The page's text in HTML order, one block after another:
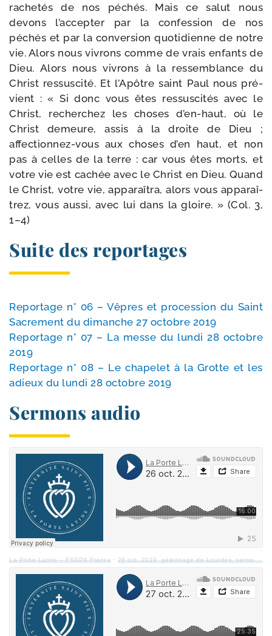
rache­tés de nos péchés. Mais ce salut nous
devons l’accepter par la confes­sion de nos
péchés et par la conver­sion quo­ti­dienne de notre
vie. Alors nous vivrons comme de vrais enfants de
Dieu. Alors nous vivrons à la res­sem­blance du
Christ res­sus­ci­té. Et l’Apôtre saint Paul nous pré­
vient : « Si donc vous êtes res­sus­ci­tés avec le
Christ, recher­chez les choses d’en-​haut, où le
Christ demeure, assis à la droite de Dieu ;
affectionnez-​vous aux choses d’en haut, et non
pas à celles de la terre : car vous êtes morts, et
votre vie est cachée avec le Christ en Dieu. Quand
le Christ, votre vie, appa­raî­tra, alors vous appa­raî­
trez, vous aus­si, avec lui dans la gloire. » (Col. 3,
1–4)
Suite des reportages
Reportage n° 06 – Vêpres et pro­ces­sion du Saint
Sacrement du dimanche 27 octobre 2019
Reportage n° 07 – La messe du lun­di 28 octobre
2019
Reportage n° 08 – Le cha­pe­let à la Grotte et les
adieux du lun­di 28 octobre 2019
Sermons audio
La Porte Latine – FSSPX France · 26 oct. 2019, pèle­ri­nage de Lourdes, ser­mon du samedi